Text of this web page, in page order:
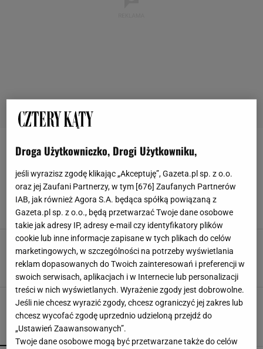
KLESZCZE
Te rośliny skutecznie odstraszają komary.
Niektóre z nich działają też na kleszcze i
muchy
KLESZCZE KOMARY MUCHY ODSTRASZACZE
Rośliny odstraszające kleszcze. Jakie gatunki
warto mieć w ogrodzie lub na działce?
DZIAŁKA KLESZCZE KOMARY OWADY
POPULARNE
Droga Użytkowniczko, Drogi Użytkowniku,
jeśli wyrazisz zgodę klikając „Akceptuję”, Gazeta.pl sp. z o.o.
oraz jej Zaufani Partnerzy, w tym [676] Zaufanych Partnerów
IAB, jak również Agora S.A. będąca spółką powiązaną z
Gazeta.pl sp. z o.o., będą przetwarzać Twoje dane osobowe
takie jak adresy IP, adresy e-mail czy identyfikatory plików
cookie lub inne informacje zapisane w tych plikach do celów
marketingowych, w szczególności na potrzeby wyświetlania
reklam dopasowanych do Twoich zainteresowań i preferencji w
swoich serwisach, aplikacjach i w Internecie lub personalizacji
treści w nich wyświetlanych. Wyrażenie zgody jest dobrowolne.
Jeśli nie chcesz wyrazić zgody, chcesz ograniczyć jej zakres lub
chcesz wycofać zgodę uprzednio udzieloną przejdź do
„Ustawień Zaawansowanych”.
Twoje dane osobowe mogą być przetwarzane także do celów